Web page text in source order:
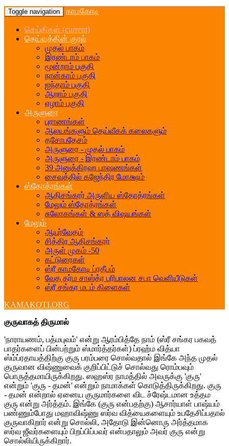
Toggle navigation காமகோடி
செய்திகள் (current)
தெய்வத்தின் குரல்
முதல் பாகம்
இரண்டாம் பாகம்
மூன்றாம் பகுதி
நான்காம் பகுதி
ஐந்தாம் பகுதி
ஆறாம் பகுதி
ஏழாம் பகுதி
அருளுரை
புராணங்கள்
ஆலயங்களும் தெய்வீகக் கலைகளும்
தசோபதேசம்
அருளுரை - முதல் பாகம்
அருளுரை - இரண்டாம் பாகம்
39 அனுக்கிரஹ பாஷணங்கள்
சைவத்தில் கஜேந்திர மோக்ஷம்
ஸ்தோத்ரங்கள்
ஆதிசங்கரர் அருளிய ஸ்தோத்ரங்கள்
மேலும் ஸ்தோத்ரங்கள்
சுலோகங்கள் & ஸத் விஷயங்கள்
மேலும்
ஆயுர்வேதம்
சித்திர ஆதிசங்கரர்
அருள் முகம் -50
கட்டுரைகள்
ஸ்ரீ காமகோடி ப்ரதீபம்
வேத தர்ம சாஸ்த்ர பரிபாலன சபா வெளியீடுகள்
ஸ்ரீ சங்கர மடம் கிளைகள்
KAMAKOTI.ORG
குருவாகத் திருமால்
'நாராயணம், பத்மபுவம்' என்று ஆரம்பித்தே நாம் (ஸ்ரீ சங்கர பகவத்
பாதர்களைப் பின்பற்றும் ஸ்மார்த்தர்கள்) ப்ரஹ்ம வித்யா
ஸ்ம்ப்ரதாயத்திற்கு குரு பரம்பரை சொல்வதால் இங்கே அந்த முதல்
குருவான விஷ்ணுவைக் குறிப்பிட்டுச் சொல்வது ரொம்பவும்
பொருத்தமாயிருக்கிறது. ஸஹஸ்ர நாமத்தில் அவருக்கு 'குரு'
என்றும் 'குரு - தமன்' என்றும் நாமாக்கள் கொடுத்திருக்கிறது. குரு
- தமன் என்றால் ஏனைய குருமார்களை விட ச்ரேஷ்டமான உத்தம
குரு என்று அர்த்தம். இங்கே (குரு என்பதற்கு) ஆசார்யாள் பாஷ்யம்
பண்ணும்போது மஹாவிஷ்ணு ஸர்வ வித்யைகளையும் உபதேசிப்பதால்
குருவாகிறார் என்று சொல்லி, அதோடு இன்னொரு அர்த்தமாக
ஸர்வ ஜீவர்களையும் பிறப்பிப்பவர் என்பதாலும் அவர் குரு என்று
சொல்லியிருக்கிறார்.